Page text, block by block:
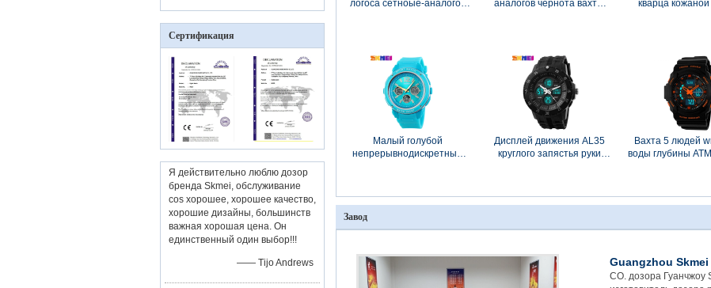
Сертификация
Я действительно люблю дозор
бренда Skmei, обслуживание
cos хорошее, хорошее качество,
хорошие дизайны, большинств
важная хорошая цена. Он
единственный один выбор!!!
—— Tijo Andrews
логоса сетноые-аналогов
аналогов чернота вахты
кварца кожаной
Малый голубой
непрерывнодискретный
Дисплей движения AL35
круглого запястья руки
Вахта 5 людей
воды глубины
Завод
Guangzhou
CO. дозора Гуанчжоу